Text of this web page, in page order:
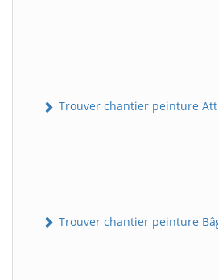
Trouver chantier peinture
Trouver chantier peinture